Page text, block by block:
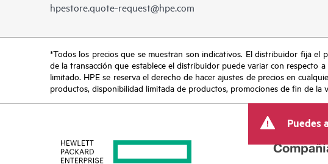
hpestore.quote-request@hpe.com
*Todos los precios que se muestran son indicativos. El distribuidor fija
de la transacción que establece el distribuidor puede variar con
limitado. HPE se reserva el derecho de hacer ajustes de precios en
productos, disponibilidad limitada de productos, promociones de fin de la
Puedes